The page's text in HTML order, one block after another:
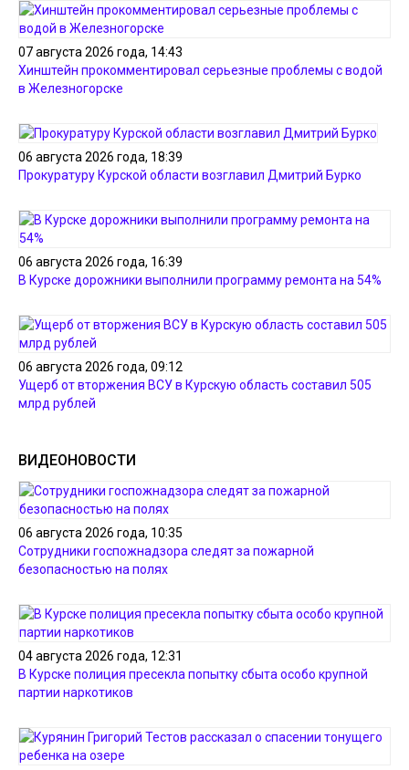
07 августа 2026 года, 14:43
Хинштейн прокомментировал серьезные проблемы с водой
в Железногорске
06 августа 2026 года, 18:39
Прокуратуру Курской области возглавил Дмитрий Бурко
06 августа 2026 года, 16:39
В Курске дорожники выполнили программу ремонта на 54%
06 августа 2026 года, 09:12
Ущерб от вторжения ВСУ в Курскую область составил 505
млрд рублей
ВИДЕОНОВОСТИ
06 августа 2026 года, 10:35
Сотрудники госпожнадзора следят за пожарной
безопасностью на полях
04 августа 2026 года, 12:31
В Курске полиция пресекла попытку сбыта особо крупной
партии наркотиков